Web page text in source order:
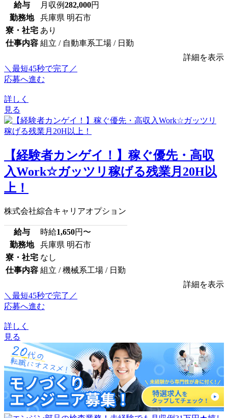
給与 月収例282,000円
勤務地
兵庫県 明石市
寮・社宅 あり
仕事内容 組立 / 自動車系工場 / 日勤
詳細を表示
＼最短45秒で完了／
応募へ進む
詳しく
見る
【経験者カンゲイ！】稼ぐ優先・高収
入Work☆ガッツリ稼げる残業月20H以
上！
株式会社綜合キャリアオプション
給与 時給1,650円〜
勤務地
兵庫県 明石市
寮・社宅 なし
仕事内容 組立 / 機械系工場 / 日勤
詳細を表示
＼最短45秒で完了／
応募へ進む
詳しく
見る